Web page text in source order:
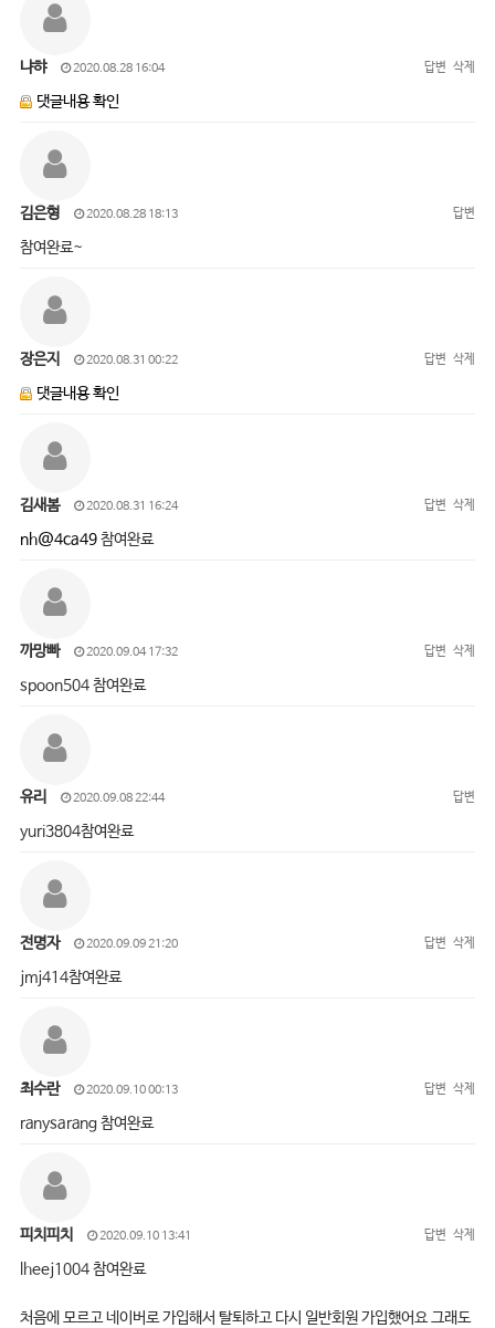
냐햐 2020.08.28 16:04 답변 삭제
댓글내용 확인
김은형 2020.08.28 18:13 답변
참여완료~
장은지 2020.08.31 00:22 답변 삭제
댓글내용 확인
김새봄 2020.08.31 16:24 답변 삭제
nh@4ca49참여완료
까망빠 2020.09.04 17:32 답변 삭제
spoon504 참여완료
유리 2020.09.08 22:44 답변
yuri3804참여완료
전명자 2020.09.09 21:20 답변 삭제
jmj414참여완료
최수란 2020.09.10 00:13 답변 삭제
ranysarang 참여완료
피치피치 2020.09.10 13:41 답변 삭제
lheej1004 참여완료
처음에 모르고 네이버로 가입해서 탈퇴하고 다시 일반회원 가입했어요 그래도